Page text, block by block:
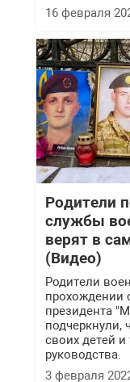
16 февраля
Родители
службы
верят в
(Видео)
Родители
прохождении
президента
подчеркнули,
своих детей и
руководства.
3 февраля